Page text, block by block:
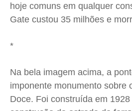
hoje comuns em qualquer
Gate custou 35 milhões e
*
Na bela imagem acima, a
imponente monumento sobre
Doce. Foi construída em